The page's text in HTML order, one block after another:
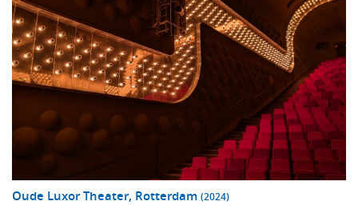
Oude Luxor Theater, Rotterdam (2024)